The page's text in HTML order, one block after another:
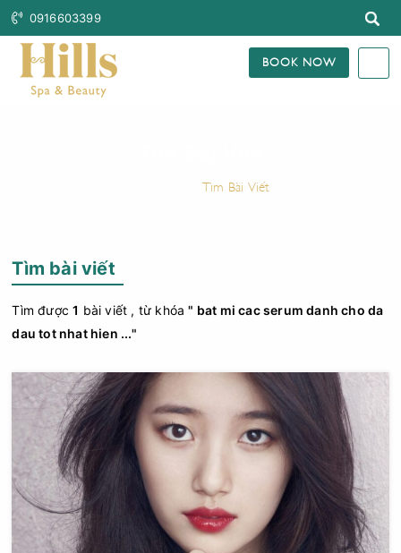
0916603399
BOOK NOW
Tìm Bài Viết
Tìm bài viết
Tìm được1 bài viết , từ khóa" bat mi cac serum danh cho da
dau tot nhat hien ..."